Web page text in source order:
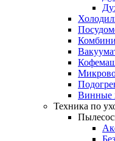
Винные
Техника по